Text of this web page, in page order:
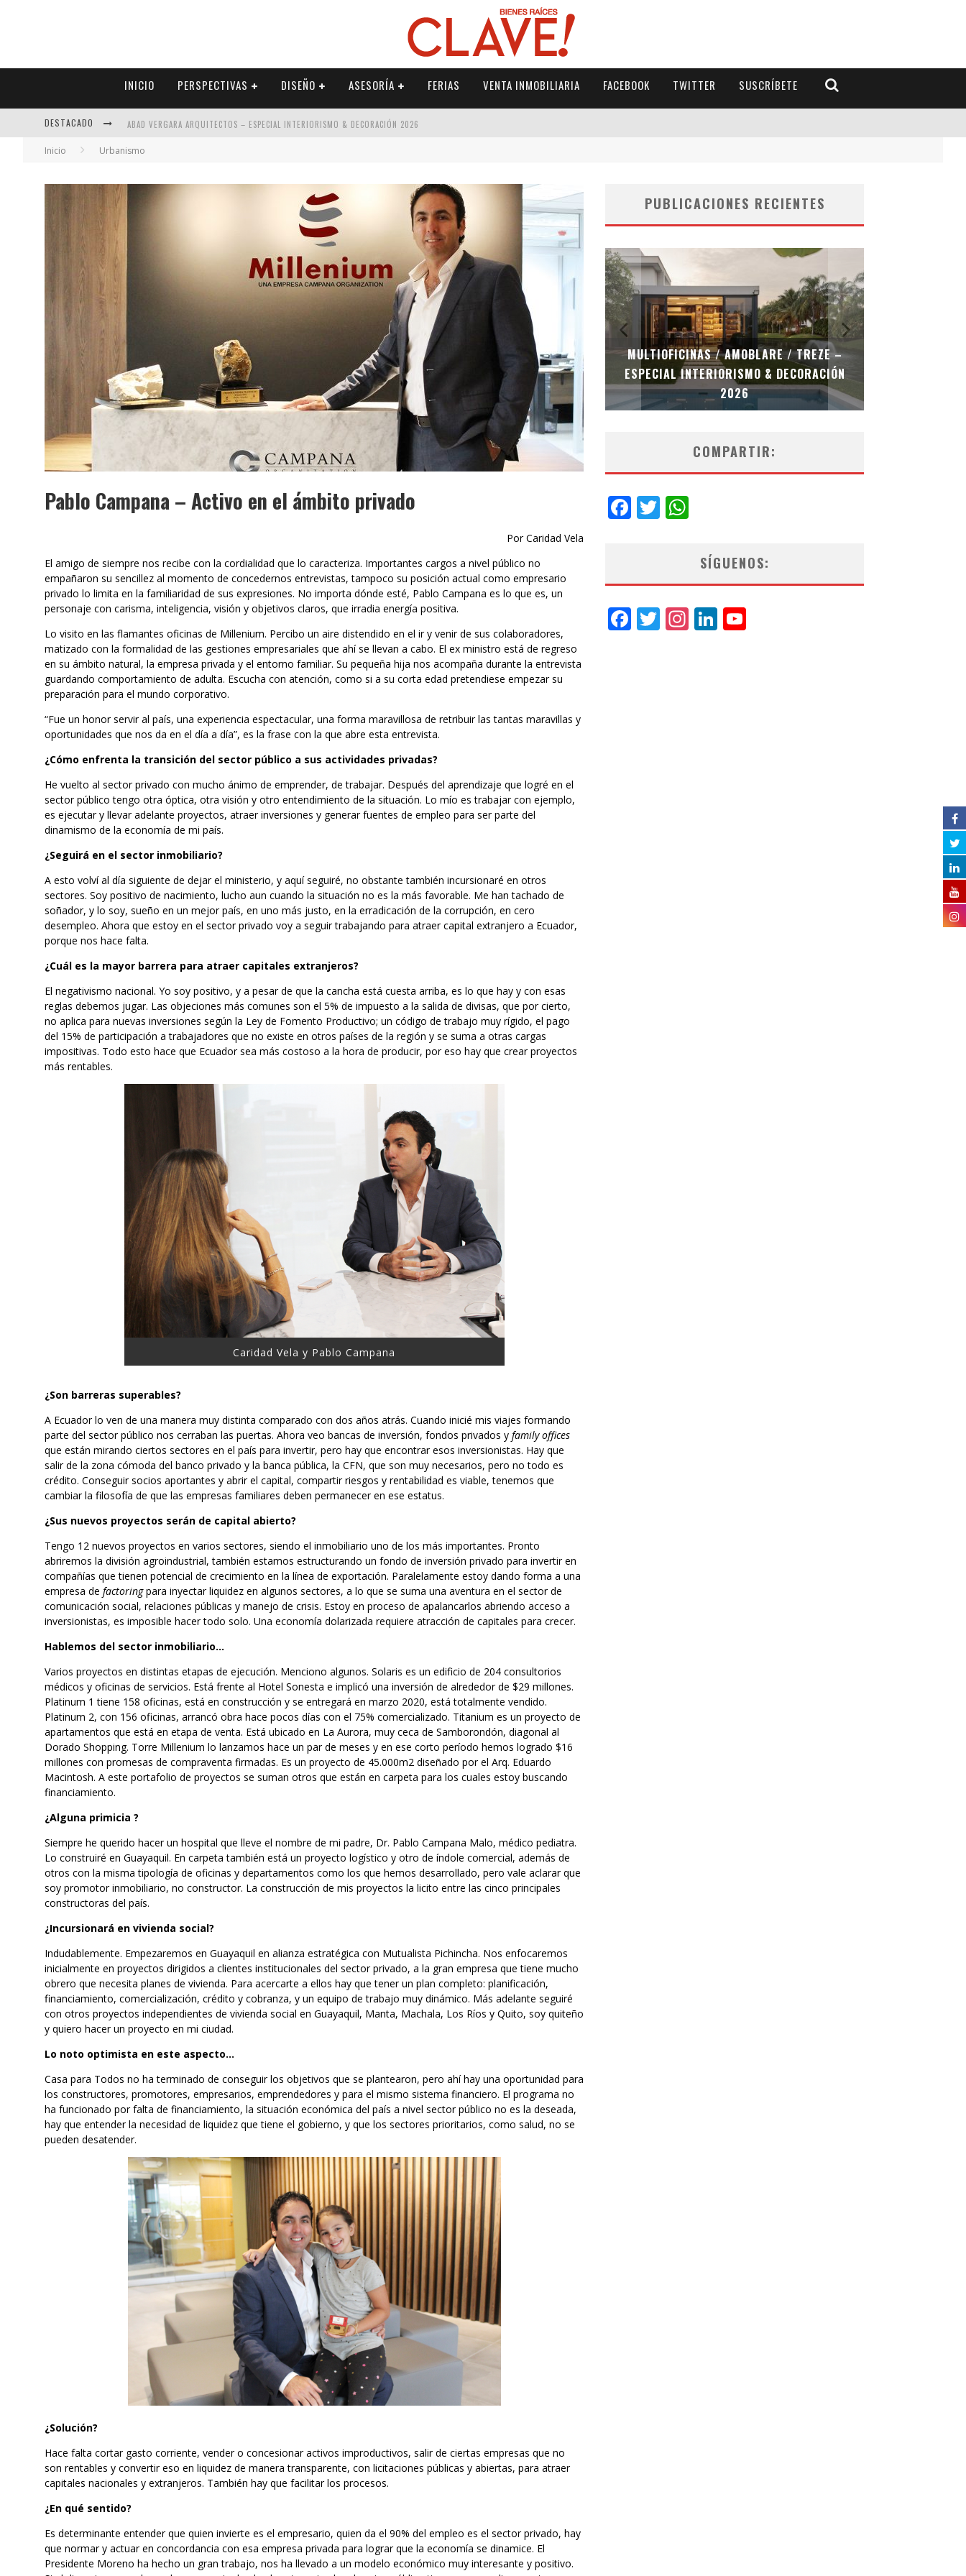
INICIO PERSPECTIVAS DISEÑO ASESORÍA FERIAS VENTA INMOBILIARIA FACEBOOK TWITTER SUSCRÍBETE
DESTACADO ABAD VERGARA ARQUITECTOS – ESPECIAL INTERIORISMO & DECORACIÓN 2026
COLINEAL – ESPECIAL INTERIORISMO & DECORACIÓN 2026
ADRIANA HOYOS DESIGN STUDIO – ESPECIAL INTERIORISMO & DECORACIÓN 2026
MULTIOFICINAS / AMOBLARE / TREZE – ESPECIAL INTERIORISMO & DECORACIÓN 2026
Inicio Urbanismo
Pablo Campana – Activo en el ámbito privado
Por Caridad Vela
El amigo de siempre nos recibe con la cordialidad que lo caracteriza. Importantes cargos a nivel público no
empañaron su sencillez al momento de concedernos entrevistas, tampoco su posición actual como empresario
privado lo limita en la familiaridad de sus expresiones. No importa dónde esté, Pablo Campana es lo que es, un
personaje con carisma, inteligencia, visión y objetivos claros, que irradia energía positiva.
Lo visito en las flamantes oficinas de Millenium. Percibo un aire distendido en el ir y venir de sus colaboradores,
matizado con la formalidad de las gestiones empresariales que ahí se llevan a cabo. El ex ministro está de regreso
en su ámbito natural, la empresa privada y el entorno familiar. Su pequeña hija nos acompaña durante la entrevista
guardando comportamiento de adulta. Escucha con atención, como si a su corta edad pretendiese empezar su
preparación para el mundo corporativo.
“Fue un honor servir al país, una experiencia espectacular, una forma maravillosa de retribuir las tantas maravillas y
oportunidades que nos da en el día a día”, es la frase con la que abre esta entrevista.
¿Cómo enfrenta la transición del sector público a sus actividades privadas?
He vuelto al sector privado con mucho ánimo de emprender, de trabajar. Después del aprendizaje que logré en el
sector público tengo otra óptica, otra visión y otro entendimiento de la situación. Lo mío es trabajar con ejemplo,
es ejecutar y llevar adelante proyectos, atraer inversiones y generar fuentes de empleo para ser parte del
dinamismo de la economía de mi país.
¿Seguirá en el sector inmobiliario?
A esto volví al día siguiente de dejar el ministerio, y aquí seguiré, no obstante también incursionaré en otros
sectores. Soy positivo de nacimiento, lucho aun cuando la situación no es la más favorable. Me han tachado de
soñador, y lo soy, sueño en un mejor país, en uno más justo, en la erradicación de la corrupción, en cero
desempleo. Ahora que estoy en el sector privado voy a seguir trabajando para atraer capital extranjero a Ecuador,
porque nos hace falta.
¿Cuál es la mayor barrera para atraer capitales extranjeros?
El negativismo nacional. Yo soy positivo, y a pesar de que la cancha está cuesta arriba, es lo que hay y con esas
reglas debemos jugar. Las objeciones más comunes son el 5% de impuesto a la salida de divisas, que por cierto,
no aplica para nuevas inversiones según la Ley de Fomento Productivo; un código de trabajo muy rígido, el pago
del 15% de participación a trabajadores que no existe en otros países de la región y se suma a otras cargas
impositivas. Todo esto hace que Ecuador sea más costoso a la hora de producir, por eso hay que crear proyectos
más rentables.
Caridad Vela y Pablo Campana
¿Son barreras superables?
A Ecuador lo ven de una manera muy distinta comparado con dos años atrás. Cuando inicié mis viajes formando
parte del sector público nos cerraban las puertas. Ahora veo bancas de inversión, fondos privados y family offices
que están mirando ciertos sectores en el país para invertir, pero hay que encontrar esos inversionistas. Hay que
salir de la zona cómoda del banco privado y la banca pública, la CFN, que son muy necesarios, pero no todo es
crédito. Conseguir socios aportantes y abrir el capital, compartir riesgos y rentabilidad es viable, tenemos que
cambiar la filosofía de que las empresas familiares deben permanecer en ese estatus.
¿Sus nuevos proyectos serán de capital abierto?
Tengo 12 nuevos proyectos en varios sectores, siendo el inmobiliario uno de los más importantes. Pronto
abriremos la división agroindustrial, también estamos estructurando un fondo de inversión privado para invertir en
compañías que tienen potencial de crecimiento en la línea de exportación. Paralelamente estoy dando forma a una
empresa de factoringpara inyectar liquidez en algunos sectores, a lo que se suma una aventura en el sector de
comunicación social, relaciones públicas y manejo de crisis. Estoy en proceso de apalancarlos abriendo acceso a
inversionistas, es imposible hacer todo solo. Una economía dolarizada requiere atracción de capitales para crecer.
Hablemos del sector inmobiliario…
Varios proyectos en distintas etapas de ejecución. Menciono algunos. Solaris es un edificio de 204 consultorios
médicos y oficinas de servicios. Está frente al Hotel Sonesta e implicó una inversión de alrededor de $29 millones.
Platinum 1 tiene 158 oficinas, está en construcción y se entregará en marzo 2020, está totalmente vendido.
Platinum 2, con 156 oficinas, arrancó obra hace pocos días con el 75% comercializado. Titanium es un proyecto de
apartamentos que está en etapa de venta. Está ubicado en La Aurora, muy ceca de Samborondón, diagonal al
Dorado Shopping. Torre Millenium lo lanzamos hace un par de meses y en ese corto período hemos logrado $16
millones con promesas de compraventa firmadas. Es un proyecto de 45.000m2 diseñado por el Arq. Eduardo
Macintosh. A este portafolio de proyectos se suman otros que están en carpeta para los cuales estoy buscando
financiamiento.
¿Alguna primicia ?
Siempre he querido hacer un hospital que lleve el nombre de mi padre, Dr. Pablo Campana Malo, médico pediatra.
Lo construiré en Guayaquil. En carpeta también está un proyecto logístico y otro de índole comercial, además de
otros con la misma tipología de oficinas y departamentos como los que hemos desarrollado, pero vale aclarar que
soy promotor inmobiliario, no constructor. La construcción de mis proyectos la licito entre las cinco principales
constructoras del país.
¿Incursionará en vivienda social?
Indudablemente. Empezaremos en Guayaquil en alianza estratégica con Mutualista Pichincha. Nos enfocaremos
inicialmente en proyectos dirigidos a clientes institucionales del sector privado, a la gran empresa que tiene mucho
obrero que necesita planes de vivienda. Para acercarte a ellos hay que tener un plan completo: planificación,
financiamiento, comercialización, crédito y cobranza, y un equipo de trabajo muy dinámico. Más adelante seguiré
con otros proyectos independientes de vivienda social en Guayaquil, Manta, Machala, Los Ríos y Quito, soy quiteño
y quiero hacer un proyecto en mi ciudad.
Lo noto optimista en este aspecto…
Casa para Todos no ha terminado de conseguir los objetivos que se plantearon, pero ahí hay una oportunidad para
los constructores, promotores, empresarios, emprendedores y para el mismo sistema financiero. El programa no
ha funcionado por falta de financiamiento, la situación económica del país a nivel sector público no es la deseada,
hay que entender la necesidad de liquidez que tiene el gobierno, y que los sectores prioritarios, como salud, no se
pueden desatender.
¿Solución?
Hace falta cortar gasto corriente, vender o concesionar activos improductivos, salir de ciertas empresas que no
son rentables y convertir eso en liquidez de manera transparente, con licitaciones públicas y abiertas, para atraer
capitales nacionales y extranjeros. También hay que facilitar los procesos.
¿En qué sentido?
Es determinante entender que quien invierte es el empresario, quien da el 90% del empleo es el sector privado, hay
que normar y actuar en concordancia con esa empresa privada para lograr que la economía se dinamice. El
Presidente Moreno ha hecho un gran trabajo, nos ha llevado a un modelo económico muy interesante y positivo.
PUBLICACIONES RECIENTES
MUBB DESIGN STUDIO – ESPECIAL
INTERIORISMO & DECORACIÓN 2026
ADRIANA HOYOS DESIGN STUDIO – ESPECIAL
INTERIORISMO & DECORACIÓN 2026
MULTIOFICINAS / AMOBLARE / TREZE –
ESPECIAL INTERIORISMO & DECORACIÓN
2026
COMPARTIR:
Facebook
Twitter
SÍGUENOS:
Facebook
Twitter
Instagram
LinkedIn